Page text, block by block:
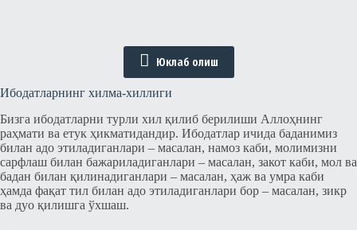
Юклаб олиш
Ибодатларнинг хилма-хиллиги
Бизга ибодатларни турли хил қилиб берилиши Аллоҳнинг
раҳмати ва етук ҳикматидандир. Ибодатлар ичида баданимиз
билан адо этиладиганлари – масалан, намоз каби, молимизни
cарфлаш билан бажариладиганлари – масалан, закот каби, мол ва
бадан билан қилинадиганлари – масалан, ҳаж ва умра каби
ҳамда фақат тил билан адо этиладиганлари бор – масалан, зикр
ва дуо қилишга ўхшаш.